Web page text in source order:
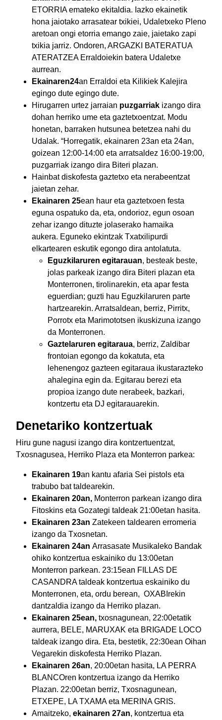
ETORRIA emateko ekitaldia. Iazko ekainetik
hona jaiotako arrasatear txikiei, Udaletxeko Pleno
aretoan ongi etorria emango zaie, jaietako zapi
txikia jarriz. Ondoren, ARGAZKI BATERATUA
ATERATZEA Erraldoiekin batera Udaletxe
aurrean.
Ekainaren24an Erraldoi eta Kilikiek Kalejira
egingo dute egingo dute.
Hirugarren urtez jarraian puzgarriak izango dira
dohan herriko ume eta gaztetxoentzat. Modu
honetan, barraken hutsunea betetzea nahi du
Udalak. “Horregatik, ekainaren 23an eta 24an,
goizean 12:00-14:00 eta arratsaldez 16:00-19:00,
puzgarriak izango dira Biteri plazan.
Hainbat diskofesta gaztetxo eta nerabeentzat
jaietan zehar.
Ekainaren 25ean haur eta gaztetxoen festa
eguna ospatuko da, eta, ondorioz, egun osoan
zehar izango dituzte jolaserako hamaika
aukera. Eguneko ekintzak Txatxilipurdi
elkartearen eskutik egongo dira antolatuta.
Eguzkilaruren egitarauan, besteak beste,
jolas parkeak izango dira Biteri plazan eta
Monterronen, tirolinarekin, eta apar festa
eguerdian; guzti hau Eguzkilaruren parte
hartzearekin. Arratsaldean, berriz, Pirritx,
Porrotx eta Marimototsen ikuskizuna izango
da Monterronen.
Gaztelaruren egitaraua, berriz, Zaldibar
frontoian egongo da kokatuta, eta
lehenengoz gazteen egitaraua ikustarazteko
ahalegina egin da. Egitarau berezi eta
propioa izango dute nerabeek, bazkari,
kontzertu eta DJ egitarauarekin.
Denetariko kontzertuak
Hiru gune nagusi izango dira kontzertuentzat,
Txosnagusea, Herriko Plaza eta Monterron parkea:
Ekainaren 19an kantu afaria Sei pistols eta
trabubo bat taldearekin.
Ekainaren 20an, Monterron parkean izango dira
Fitoskins eta Gozategi taldeak 21:00etan hasita.
Ekainaren 23an Zatekeen taldearen erromeria
izango da Txosnetan.
Ekainaren 24an Arrasasate Musikaleko Bandak
ohiko kontzertua eskainiko du 13:00etan
Monterron parkean. 23:15ean FILLAS DE
CASANDRA taldeak kontzertua eskainiko du
Monterronen, eta, ordu berean, OXABIrekin
dantzaldia izango da Herriko plazan.
Ekainaren 25ean, txosnagunean, 22:00etatik
aurrera, BELE, MARUXAK eta BRIGADE LOCO
taldeak izango dira. Eta, bestetik, 22:30ean Oihan
Vegarekin diskofesta Herriko Plazan.
Ekainaren 26an, 20:00etan hasita, LA PERRA
BLANCOren kontzertua izango da Herriko
Plazan. 22:00etan berriz, Txosnagunean,
ETXEPE, LA TXAMA eta MERINA GRIS.
Amaitzeko, ekainaren 27an, kontzertua eta